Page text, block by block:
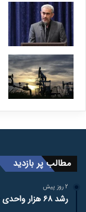
مطالب پر بازدید
2 روز پیش
رشد ۶۸ هزار واحدی شاخص کل بورس